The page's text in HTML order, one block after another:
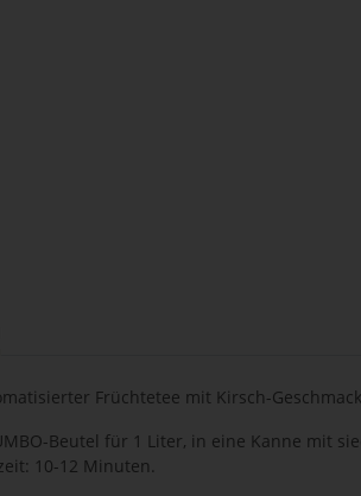
Früchtetee mit Kirsch-
Beutel für 1 Liter, in eine Kanne mit
10-12 Minuten.